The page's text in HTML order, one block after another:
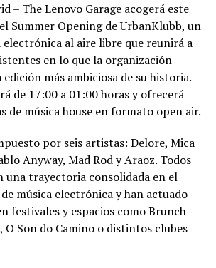
– The Lenovo Garage acogerá este
Summer Opening de UrbanKlubb, un
electrónica al aire libre que reunirá a
en lo que la organización
más ambiciosa de su historia.
de 17:00 a 01:00 horas y ofrecerá
de música house en formato open air.
por seis artistas: Delore, Mica
Anyway, Mad Rod y Araoz. Todos
una trayectoria consolidada en el
música electrónica y han actuado
festivales y espacios como Brunch
Son do Camiño o distintos clubes